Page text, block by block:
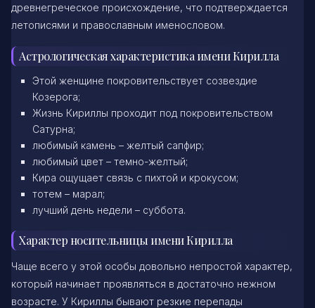
древнегреческое происхождение, что подтверждается
летописями и православным именословом.
Астрологическая характеристика имени Кирилла
Этой женщине покровительствует созвездие
Козерога;
Жизнь Кириллы проходит под покровительством
Сатурна;
любимый камень – желтый сапфир;
любимый цвет – темно-желтый;
Кира ощущает связь с пихтой и крокусом;
тотем – марал;
лучший день недели – суббота.
Характер носительницы имени Кирилла
Чаще всего у этой особы довольно непростой характер,
который начинает проявляться в достаточно нежном
возрасте. У Кириллы бывают резкие перепады